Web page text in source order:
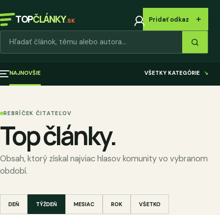
TOPČLÁNKY.SK Pridať odkaz ＋
NAJNOVŠIE VŠETKY KATEGÓRIE ↘
REBRÍČEK ČITATEĽOV
Top články.
Obsah, ktorý získal najviac hlasov komunity vo vybranom
období.
DEŇ TÝŽDEŇ MESIAC ROK VŠETKO